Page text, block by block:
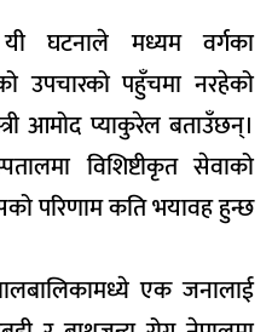
घटनाले मध्यम वर्गका
उपचारको पहुँचमा नरहेको
आमोद प्याकुरेल बताउँछन्।
विशिष्टीकृत सेवाको
परिणाम कति भयावह हुन्छ
एक जनालाई